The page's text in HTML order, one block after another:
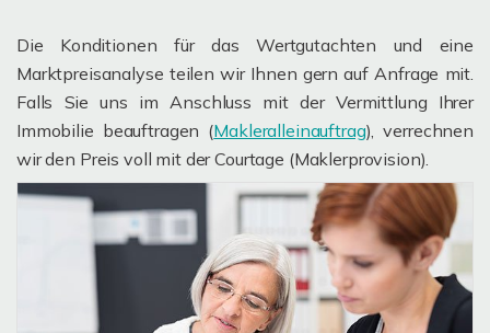
Die Konditionen für das Wertgutachten und eine
Marktpreisanalyse teilen wir Ihnen gern auf Anfrage mit.
Falls Sie uns im Anschluss mit der Vermittlung Ihrer
Immobilie beauftragen (Makleralleinauftrag), verrechnen
wir den Preis voll mit der Courtage (Maklerprovision).